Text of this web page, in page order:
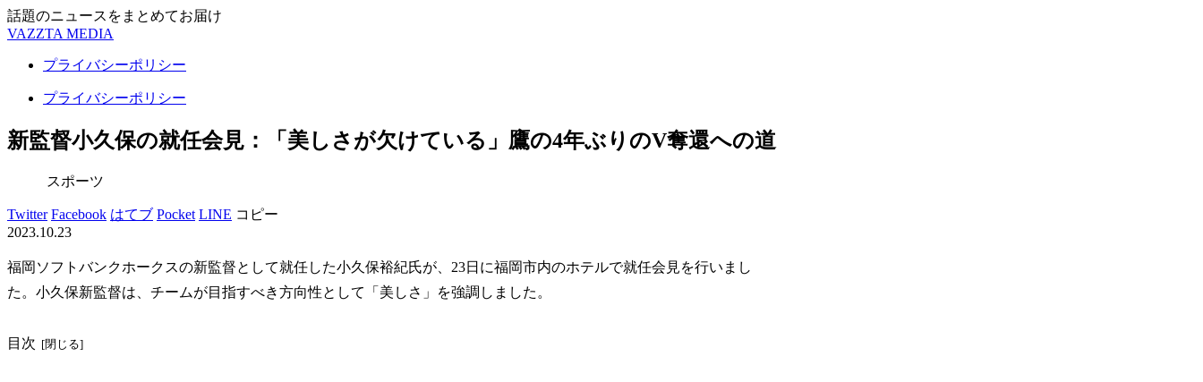
話題のニュースをまとめてお届け
VAZZTA MEDIA
プライバシーポリシー
プライバシーポリシー
新監督小久保の就任会見：「美しさが欠けている」鷹の4年ぶりのV奪還への道
スポーツ
Twitter Facebook はてブ Pocket LINE コピー
2023.10.23
福岡ソフトバンクホークスの新監督として就任した小久保裕紀氏が、23日に福岡市内のホテルで就任会見を行いまし
た。小久保新監督は、チームが目指すべき方向性として「美しさ」を強調しました。
目次